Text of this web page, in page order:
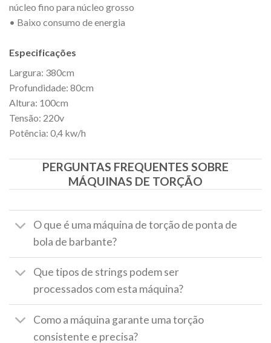
núcleo fino para núcleo grosso
• Baixo consumo de energia
Especificações
Largura: 380cm
Profundidade: 80cm
Altura: 100cm
Tensão: 220v
Potência: 0,4 kw/h
PERGUNTAS FREQUENTES SOBRE
MÁQUINAS DE TORÇÃO
O que é uma máquina de torção de ponta de
bola de barbante?
Que tipos de strings podem ser
processados com esta máquina?
Como a máquina garante uma torção
consistente e precisa?